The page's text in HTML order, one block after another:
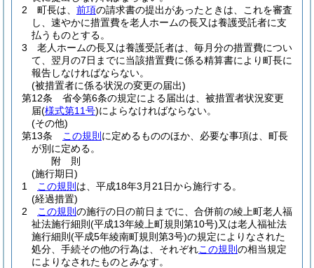
2
町長は、 前項の請求書の提出があったときは、これを審査
し、速やかに措置費を老人ホームの長又は養護受託者に支
払うものとする。
3
老人ホームの長又は養護受託者は、毎月分の措置費につい
て、翌月の7日までに当該措置費に係る精算書により町長に
報告しなければならない。
(被措置者に係る状況の変更の届出)
第12条
省令第6条の規定による届出は、被措置者状況変更
届(様式第11号)によらなければならない。
(その他)
第13条
この規則 に定めるもののほか、必要な事項は、町長
が別に定める。
附 則
(施行期日)
1
この規則 は、平成18年3月21日から施行する。
(経過措置)
2
この規則 の施行の日の前日までに、合併前の綾上町老人福
祉法施行細則 (平成13年綾上町規則第10号)又は老人福祉法
施行細則 (平成5年綾南町規則第3号)の規定によりなされた
処分、手続その他の行為は、それぞれこの規則 の相当規定
によりなされたものとみなす。